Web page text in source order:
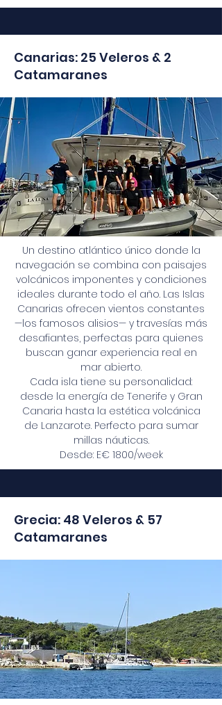
Canarias: 25 Veleros & 2
Catamaranes
Un destino atlántico único donde la
navegación se combina con paisajes
volcánicos imponentes y condiciones
ideales durante todo el año. Las Islas
Canarias ofrecen vientos constantes
—los famosos alisios— y travesías más
desafiantes, perfectas para quienes
buscan ganar experiencia real en
mar abierto.
Cada isla tiene su personalidad:
desde la energía de Tenerife y Gran
Canaria hasta la estética volcánica
de Lanzarote. Perfecto para sumar
millas náuticas.
Desde: E€ 1800/week
Grecia: 48 Veleros & 57
Catamaranes